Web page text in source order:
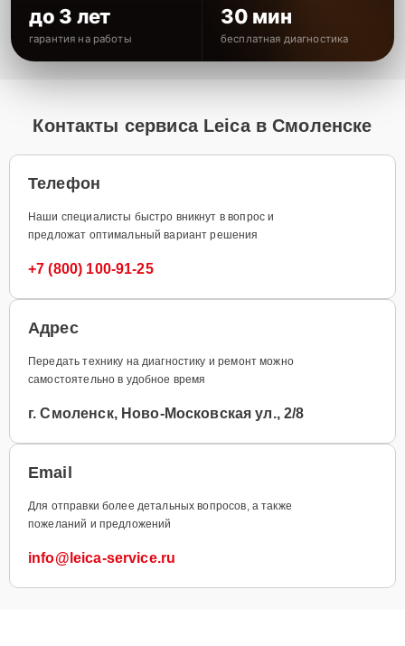
до 3 лет
гарантия на работы
30 мин
бесплатная диагностика
Контакты сервиса Leica в Смоленске
Телефон
Наши специалисты быстро вникнут в вопрос и
предложат оптимальный вариант решения
+7 (800) 100-91-25
Адрес
Передать технику на диагностику и ремонт можно
самостоятельно в удобное время
г. Смоленск, Ново-Московская ул., 2/8
Email
Для отправки более детальных вопросов, а также
пожеланий и предложений
info@leica-service.ru